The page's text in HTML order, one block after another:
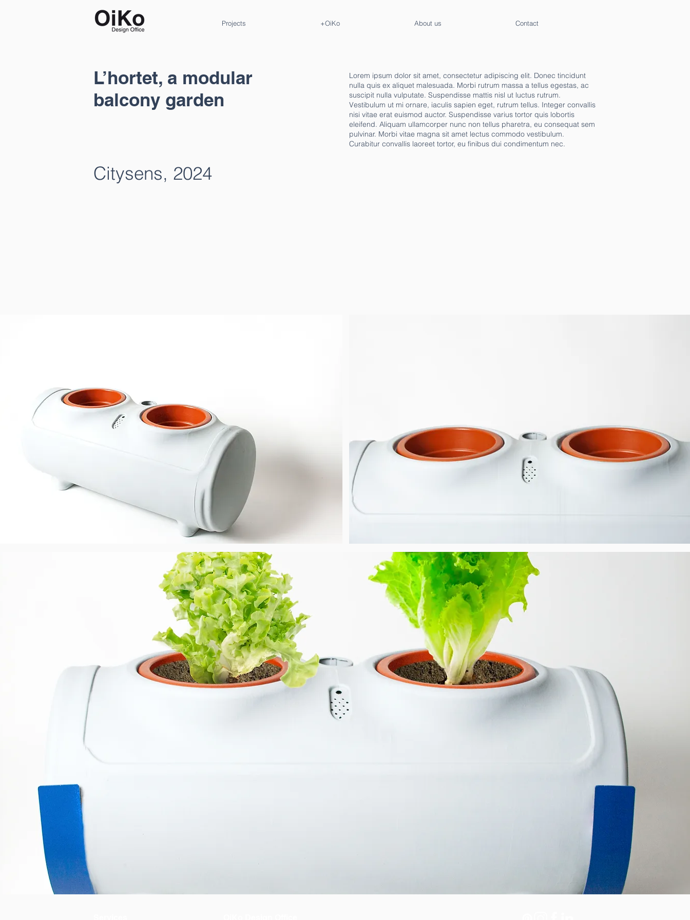
Projects +OiKo About us Contact
L’hortet, a modular
balcony garden
Citysens, 2024
Lorem ipsum dolor sit amet, consectetur adipiscing elit. Donec tincidunt
nulla quis ex aliquet malesuada. Morbi rutrum massa a tellus egestas, ac
suscipit nulla vulputate. Suspendisse mattis nisl ut luctus rutrum.
Vestibulum ut mi ornare, iaculis sapien eget, rutrum tellus. Integer convallis
nisi vitae erat euismod auctor. Suspendisse varius tortor quis lobortis
eleifend. Aliquam ullamcorper nunc non tellus pharetra, eu consequat sem
pulvinar. Morbi vitae magna sit amet lectus commodo vestibulum.
Curabitur convallis laoreet tortor, eu finibus dui condimentum nec.